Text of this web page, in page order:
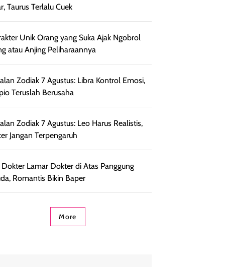
Taurus Terlalu Cuek
Unik Orang yang Suka Ajak Ngobrol
atau Anjing Peliharaannya
Zodiak 7 Agustus: Libra Kontrol Emosi,
Teruslah Berusaha
Zodiak 7 Agustus: Leo Harus Realistis,
Jangan Terpengaruh
Lamar Dokter di Atas Panggung
Romantis Bikin Baper
More